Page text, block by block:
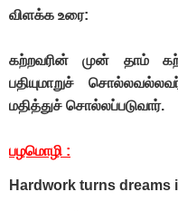
விளக்க உரை:
கற்றவரின் முன் தாம்
பதியுமாறுச்
மதித்துச் சொல்லப்படுவார்.
பழமொழி :
Hardwork turns dreams